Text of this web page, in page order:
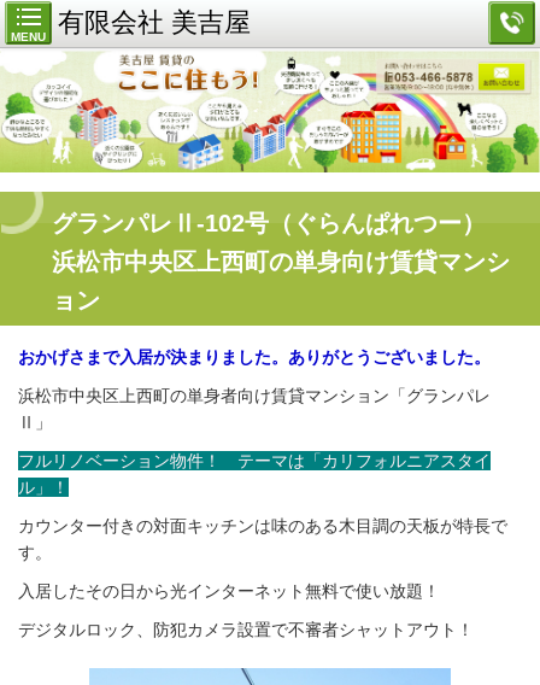
MENU 有限会社 美吉屋
グランパレⅡ-102号（ぐらんぱれつー）
浜松市中央区上西町の単身向け賃貸マンシ
ョン
おかげさまで入居が決まりました。ありがとうございました。
浜松市中央区上西町の単身者向け賃貸マンション「グランパレ
Ⅱ」
フルリノベーション物件！ テーマは「カリフォルニアスタイ
ル」！
カウンター付きの対面キッチンは味のある木目調の天板が特長で
す。
入居したその日から光インターネット無料で使い放題！
デジタルロック、防犯カメラ設置で不審者シャットアウト！